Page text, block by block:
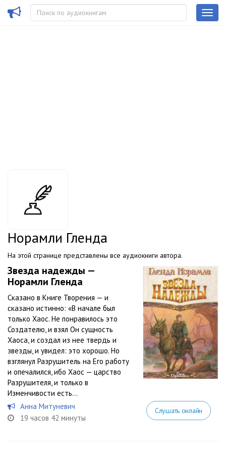
Норамли Гленда
На этой странице представлены все аудиокниги автора.
Звезда надежды —
Норамли Гленда
Сказано в Книге Творения — и
сказано истинно: «В начале был
только Хаос. Не понравилось это
Создателю, и взял Он сущность
Хаоса, и создал из нее твердь и
звезды, и увидел: это хорошо. Но
взглянул Разрушитель на Его работу
и опечалился, ибо Хаос — царство
Разрушителя, и только в
Изменчивости есть...
Анна Митуневич
19 часов 42 минуты
Слушать онлайн